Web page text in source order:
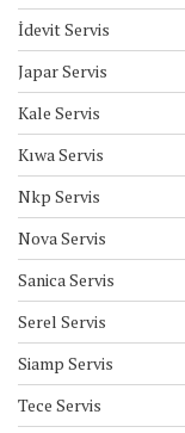
İdevit Servis
Japar Servis
Kale Servis
Kıwa Servis
Nkp Servis
Nova Servis
Sanica Servis
Serel Servis
Siamp Servis
Tece Servis